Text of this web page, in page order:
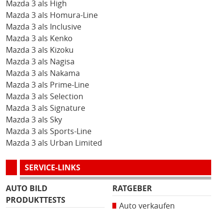
Mazda 3 als High
Mazda 3 als Homura-Line
Mazda 3 als Inclusive
Mazda 3 als Kenko
Mazda 3 als Kizoku
Mazda 3 als Nagisa
Mazda 3 als Nakama
Mazda 3 als Prime-Line
Mazda 3 als Selection
Mazda 3 als Signature
Mazda 3 als Sky
Mazda 3 als Sports-Line
Mazda 3 als Urban Limited
SERVICE-LINKS
AUTO BILD
PRODUKTTESTS
RATGEBER
Auto verkaufen